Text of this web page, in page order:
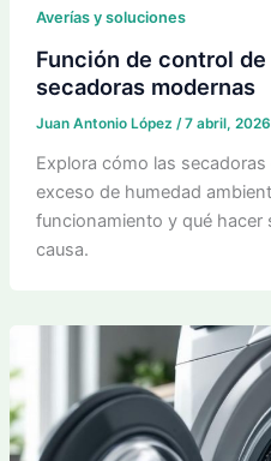
Averías y soluciones
Función de control de
secadoras modernas
Juan Antonio López /7 abril, 2026
Explora cómo las
exceso de humedad
funcionamiento y qué hacer
causa.